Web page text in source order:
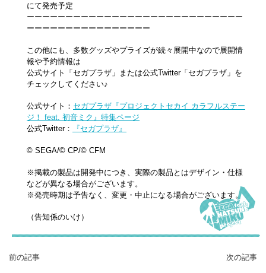
にて発売予定
ーーーーーーーーーーーーーーーーーーーーーーーーーーーー
ーーーーーーーーーーーーーーーー
この他にも、多数グッズやプライズが続々展開中なので展開情
報や予約情報は
公式サイト「セガプラザ」または公式Twitter「セガプラザ」を
チェックしてください♪
公式サイト： セガプラザ『プロジェクトセカイ カラフルステー
ジ！ feat. 初音ミク』特集ページ
公式Twitter：
『セガプラザ』
© SEGA/© CP/© CFM
※掲載の製品は開発中につき、実際の製品とはデザイン・仕様
などが異なる場合がございます。
※発売時期は予告なく、変更・中止になる場合がございます。
（告知係のいけ）
前の記事 次の記事